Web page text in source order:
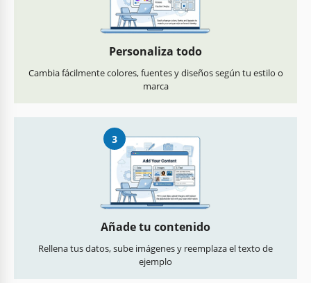
Personaliza todo
Cambia fácilmente colores, fuentes y diseños según tu estilo o
marca
3
Añade tu contenido
Rellena tus datos, sube imágenes y reemplaza el texto de
ejemplo